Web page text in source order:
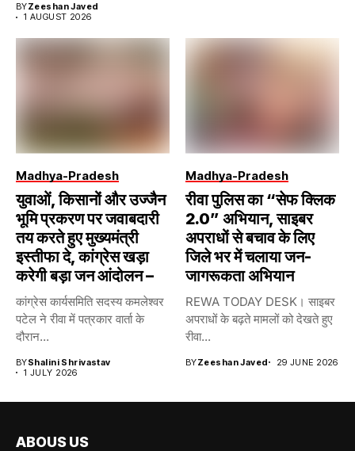
BYZeeshan Javed
1 AUGUST 2026
Madhya-Pradesh
युवाओं, किसानों और उज्जैन
भूमि प्रकरण पर जवाबदारी
तय करते हुए मुख्यमंत्री
इस्तीफा दे, कांग्रेस खड़ा
करेगी बड़ा जन आंदोलन –
कांग्रेस कार्यसमिति सदस्य कमलेश्वर
पटेल ने रीवा में पत्रकार वार्ता के
दौरान...
BYShalini Shrivastav
1 JULY 2026
Madhya-Pradesh
रीवा पुलिस का “सेफ क्लिक
2.0” अभियान, साइबर
अपराधों से बचाव के लिए
जिले भर में चलाया जन-
जागरूकता अभियान
REWA TODAY DESK। साइबर
अपराधों के बढ़ते मामलों को देखते हुए
रीवा...
BYZeeshan Javed 29 JUNE 2026
ABOUS US